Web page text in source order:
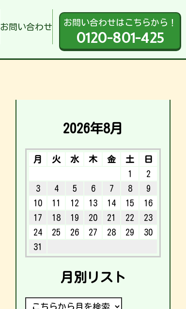
お問い合わせ お問い合わせはこちらから！
0120-801-425
2026年8月
月 火 水 木 金 土
日
1
2
3
4 5 6 7 8
9
10
11 12 13 14 15
16
17
18 19 20 21 22
23
24
25 26 27 28 29
30
31
月別リスト